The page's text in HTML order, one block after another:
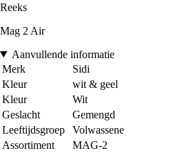
Reeks
Mag 2 Air
Aanvullende informatie
Merk
Sidi
Kleur
wit & geel
Kleur
Wit
Geslacht
Gemengd
Leeftijdsgroep
Volwassene
Assortiment
MAG-2